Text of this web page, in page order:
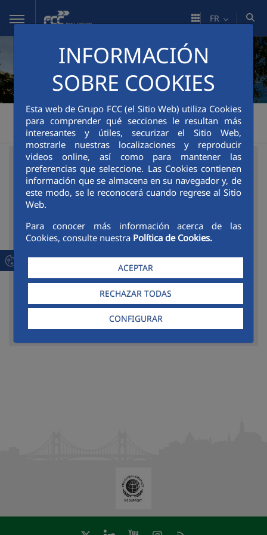
Saut au contenu principal
INFORMACIÓN
SOBRE COOKIES
Esta web de Grupo FCC (el Sitio Web) utiliza Cookies
para comprender qué secciones le resultan más
interesantes y útiles, securizar el Sitio Web,
mostrarle nuestras localizaciones y reproducir
videos online, así como para mantener las
preferencias que seleccione. Las Cookies contienen
información que se almacena en su navegador y, de
este modo, se le reconocerá cuando regrese al Sitio
Web.
Para conocer más información acerca de las
Cookies, consulte nuestra Política de Cookies.
ACEPTAR
RECHAZAR TODAS
CONFIGURAR
FR
FCC Medio Ambiente > Espace corporatif > FCCenviro >
Annuaire des entreprises
Que
recherchez-
vous ?
Entreprise:
Où ?
Zone:
Localisation:
Quel type ?
Tous
FCC
Principal
Delegación